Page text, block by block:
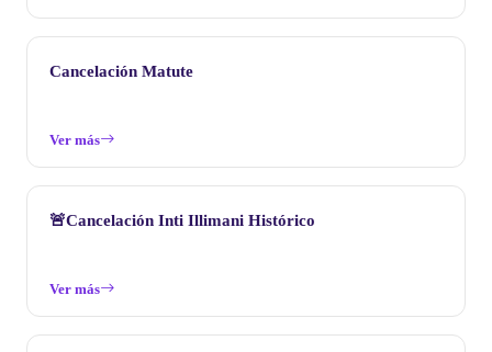
Cancelación Matute
Ver más
🚨Cancelación Inti Illimani Histórico
Ver más